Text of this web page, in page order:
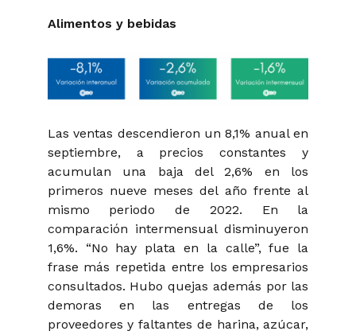
Alimentos y bebidas
Las ventas descendieron un 8,1% anual en
septiembre, a precios constantes y
acumulan una baja del 2,6% en los
primeros nueve meses del año frente al
mismo periodo de 2022. En la
comparación intermensual disminuyeron
1,6%. “No hay plata en la calle”, fue la
frase más repetida entre los empresarios
consultados. Hubo quejas además por las
demoras en las entregas de los
proveedores y faltantes de harina, azúcar,